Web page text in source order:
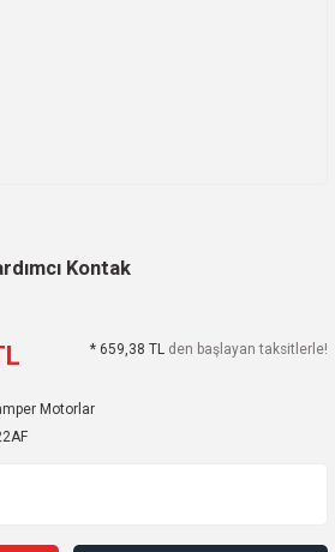
Kontak
* 659,38 TL den başlayan taksitlerle!
Motorlar